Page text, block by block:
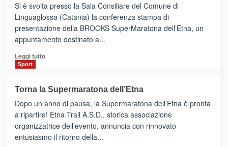
Al
via
i
collegamenti
Si è svolta presso la Sala Consiliare del Comune di
Linguaglossa (Catania) la conferenza stampa di
presentazione della BROOKS SuperMaratona dell’Etna, un
appuntamento destinato a...
Leggi tuttoLeggi
BROOKS
SuperMaratona
dell’Etna,
presentata
l’edizione
2026
Sport
Torna la Supermaratona dell’Etna
Dopo un anno di pausa, la Supermaratona dell’Etna è pronta
a ripartire! Etna Trail A.S.D., storica associazione
organizzatrice dell’evento, annuncia con rinnovato
entusiasmo il ritorno della...